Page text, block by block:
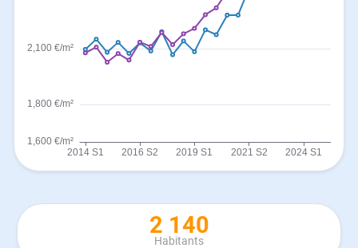
2 140
Habitants